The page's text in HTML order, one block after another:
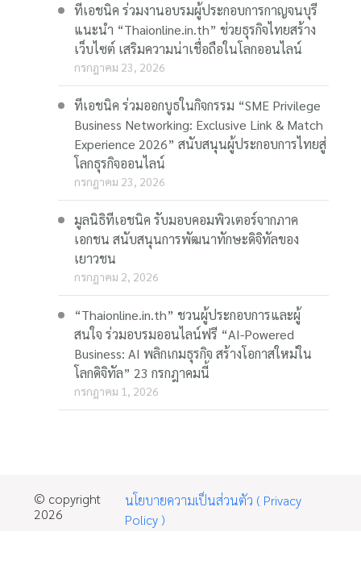
ทีเอชนิค ร่วมงานอบรมผู้ประกอบการกาญจนบุรี
แนะนำ “Thaionline.in.th” ช่วยธุรกิจไทยสร้าง
เว็บไซต์ เสริมความน่าเชื่อถือในโลกออนไลน์
กรกฎาคม 23, 2026
ทีเอชนิค ร่วมออกบูธในกิจกรรม “SME Privilege
Business Networking: Exclusive Link & Match
Experience 2026” สนับสนุนผู้ประกอบการไทยสู่
โลกธุรกิจออนไลน์
กรกฎาคม 23, 2026
มูลนิธิทีเอชนิค รับมอบคอมพิวเตอร์จากภาค
เอกชน สนับสนุนการพัฒนาทักษะดิจิทัลของ
เยาวชน
กรกฎาคม 2, 2026
“Thaionline.in.th” ชวนผู้ประกอบการและผู้
สนใจ ร่วมอบรมออนไลน์ฟรี “AI-Powered
Business: AI พลิกเกมธุรกิจ สร้างโอกาสใหม่ใน
โลกดิจิทัล” 23 กรกฎาคมนี้
กรกฎาคม 1, 2026
© copyright
2026
นโยบายความเป็นส่วนตัว ( Privacy
Policy )